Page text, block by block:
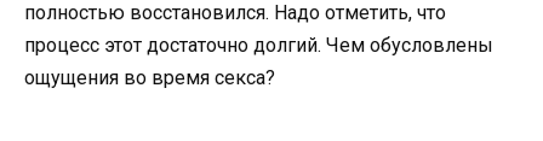
полностью восстановился. Надо отметить, что
процесс этот достаточно долгий. Чем обусловлены
ощущения во время секса?